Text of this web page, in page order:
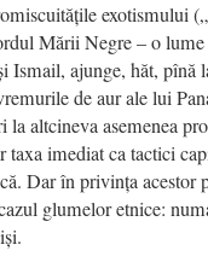
exotismului
Mării Negre – o
ajunge, hăt, pînă
de aur ale lui
la altcineva asemenea
taxa imediat ca tactici
Dar în privința acestor
glumelor etnice: